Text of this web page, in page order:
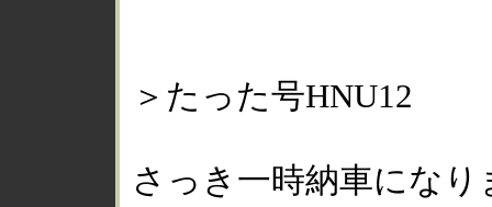
＞たった号HNU12
さっき一時納車になり